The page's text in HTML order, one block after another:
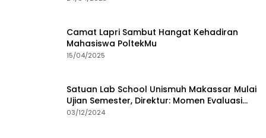
Camat Lapri Sambut Hangat Kehadiran
Mahasiswa PoltekMu
15/04/2025
Satuan Lab School Unismuh Makassar Mulai
Ujian Semester, Direktur: Momen Evaluasi
Proses Pembelajaran
03/12/2024